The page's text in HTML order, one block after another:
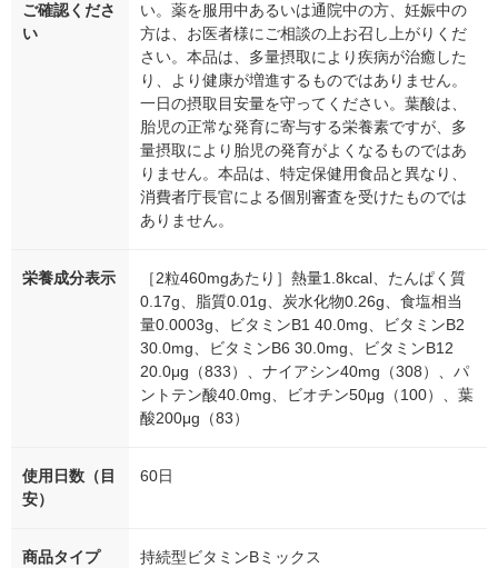
ご確認くださ
い
い。薬を服用中あるいは通院中の方、妊娠中の
方は、お医者様にご相談の上お召し上がりくだ
さい。本品は、多量摂取により疾病が治癒した
り、より健康が増進するものではありません。
一日の摂取目安量を守ってください。葉酸は、
胎児の正常な発育に寄与する栄養素ですが、多
量摂取により胎児の発育がよくなるものではあ
りません。本品は、特定保健用食品と異なり、
消費者庁長官による個別審査を受けたものでは
ありません。
栄養成分表示
［2粒460mgあたり］熱量1.8kcal、たんぱく質
0.17g、脂質0.01g、炭水化物0.26g、食塩相当
量0.0003g、ビタミンB1 40.0mg、ビタミンB2
30.0mg、ビタミンB6 30.0mg、ビタミンB12
20.0μg（833）、ナイアシン40mg（308）、パ
ントテン酸40.0mg、ビオチン50μg（100）、葉
酸200μg（83）
使用日数（目
安）
60日
商品タイプ 持続型ビタミンBミックス